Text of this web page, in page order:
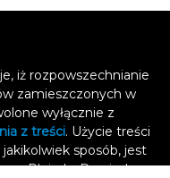
iż rozpowszechnianie
zamieszczonych w
wyłącznie z
z treści. Użycie treści
sposób, jest
Plejada. Dowiedz